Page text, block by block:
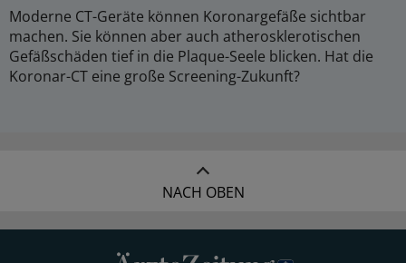
Moderne CT-Geräte können Koronargefäße sichtbar
machen. Sie können aber auch atherosklerotischen
Gefäßschäden tief in die Plaque-Seele blicken. Hat die
Koronar-CT eine große Screening-Zukunft?
NACH OBEN